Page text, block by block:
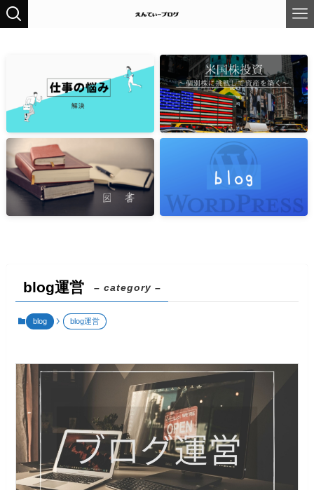
blog運営 – category –
blog blog運営